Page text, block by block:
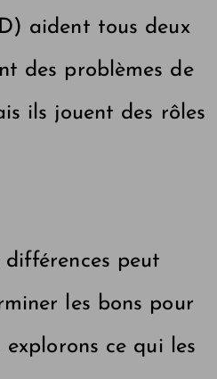
aident tous deux
des problèmes de
ils jouent des rôles
peut
les bons pour
explorons ce qui les